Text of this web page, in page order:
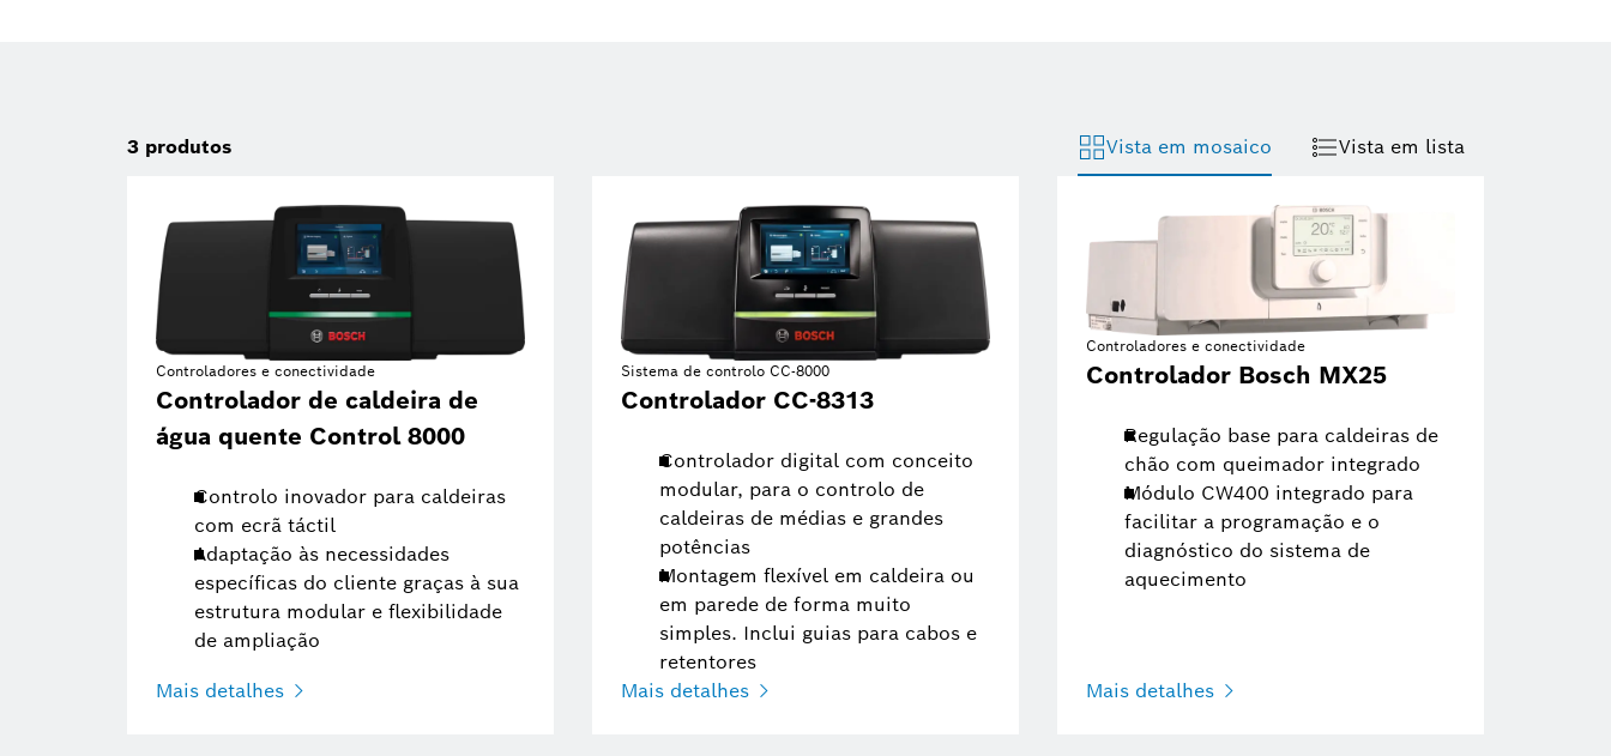
3 produtos Vista em mosaico Vista em lista
Controladores e conectividade
Controlador de caldeira de
água quente Control 8000
Controlo inovador para caldeiras
com ecrã táctil
Adaptação às necessidades
específicas do cliente graças à sua
estrutura modular e flexibilidade
de ampliação
Mais detalhes
Sistema de controlo CC-8000
Controlador CC-8313
Controlador digital com conceito
modular, para o controlo de
caldeiras de médias e grandes
potências
Montagem flexível em caldeira ou
em parede de forma muito
simples. Inclui guias para cabos e
retentores
Mais detalhes
Controladores e conectividade
Controlador Bosch MX25
Regulação base para caldeiras de
chão com queimador integrado
Módulo CW400 integrado para
facilitar a programação e o
diagnóstico do sistema de
aquecimento
Mais detalhes